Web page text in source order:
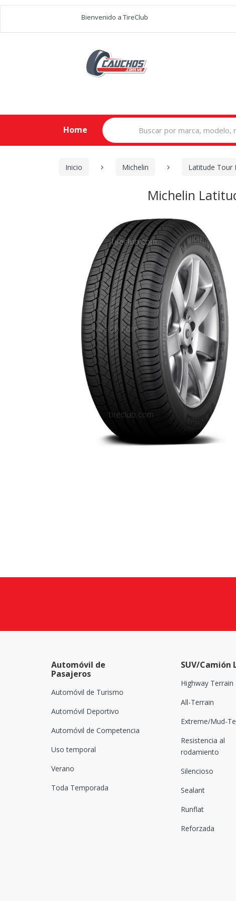
Bienvenido a TireClub
Home
Search
for:
Inicio Michelin Latitude Tour
Michelin
Automóvil de
Pasajeros
Automóvil de Turismo
Automóvil Deportivo
Automóvil de Competencia
Uso temporal
Verano
Toda Temporada
SUV/Camión
Highway Terrain
All-Terrain
Extreme/Mud-
Resistencia al
rodamiento
Silencioso
Sealant
Runflat
Reforzada